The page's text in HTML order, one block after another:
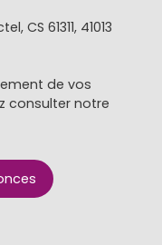
CS 61311, 41013
de vos
consulter notre